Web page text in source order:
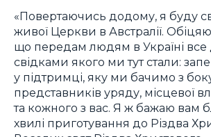
«Повертаючись додому, я буду
живої Церкви в Австралії.
що передам людям в Україні все
свідками якого ми тут стали:
у підтримці, яку ми бачимо з
представників уряду, місцевої
та кожного з вас. Я ж бажаю вам
хвилі приготування до Різдва